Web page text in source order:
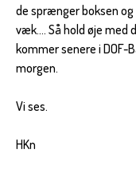
de sprænger boksen
væk.... Så hold øje med
kommer senere i DOF-
morgen.
Vi ses.
HKn